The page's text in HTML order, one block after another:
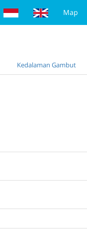
Map
Kedalaman Gambut